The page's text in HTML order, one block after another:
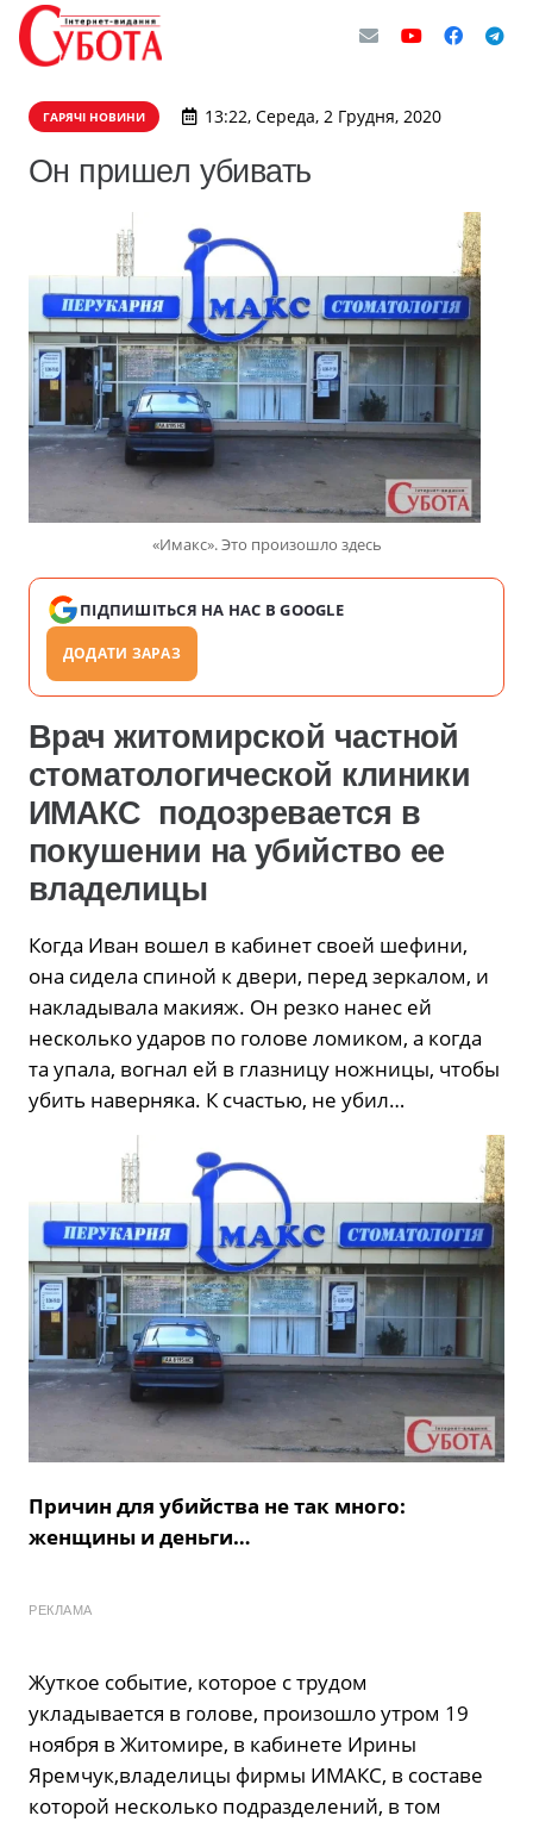
ГАРЯЧІ НОВИНИ 13:22, Середа, 2 Грудня, 2020
Он пришел убивать
«Имакс». Это произошло здесь
ПІДПИШІТЬСЯ НА НАС В GOOGLE
ДОДАТИ ЗАРАЗ
Врач житомирской частной
стоматологической клиники
ИМАКС подозревается в
покушении на убийство ее
владелицы
Когда Иван вошел в кабинет своей шефини,
она сидела спиной к двери, перед зеркалом, и
накладывала макияж. Он резко нанес ей
несколько ударов по голове ломиком, а когда
та упала, вогнал ей в глазницу ножницы, чтобы
убить наверняка. К счастью, не убил…
Причин для убийства не так много:
женщины и деньги…
РЕКЛАМА
Жуткое событие, которое с трудом
укладывается в голове, произошло утром 19
ноября в Житомире, в кабинете Ирины
Яремчук,владелицы фирмы ИМАКС, в составе
которой несколько подразделений, в том